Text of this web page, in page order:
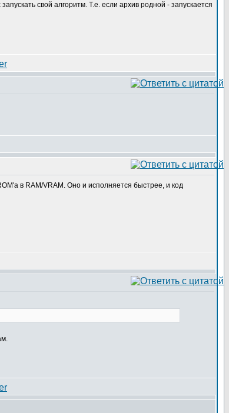
свой алгоритм. Т.е. если архив родной - запускается
в RAM/VRAM. Оно и исполняется быстрее, и код